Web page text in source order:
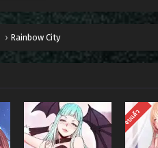
› Rainbow City
จบแล้ว